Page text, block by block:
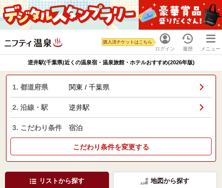
ログイン
購入済チケットはこちら
履歴 メニュー
逆井駅(千葉県)近くの温泉宿・温泉旅館・ホテルおすすめ(2026年版)
1. 都道府県 関東 / 千葉県
2. 沿線・駅 逆井駅
3. こだわり条件 宿泊
こだわり条件を変更する
リストから探す 地図から探す